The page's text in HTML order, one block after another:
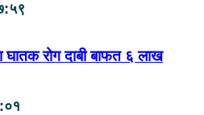
घातक रोग दाबी बाफत ६ लाख